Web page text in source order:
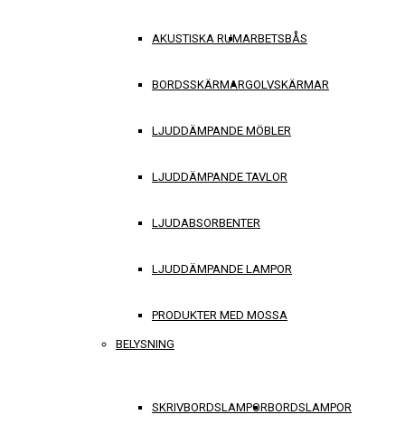
AKUSTISKA RUMARBETSBÅS
BORDSSKÄRMARGOLVSKÄRMAR
LJUDDÄMPANDE MÖBLER
LJUDDÄMPANDE TAVLOR
LJUDABSORBENTER
LJUDDÄMPANDE LAMPOR
PRODUKTER MED MOSSA
BELYSNING
SKRIVBORDSLAMPORBORDSLAMPOR